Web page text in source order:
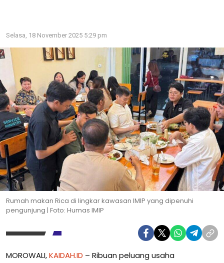
Selasa, 18 November 2025 5:29 pm
Rumah makan Rica di lingkar kawasan IMIP yang dipenuhi
pengunjung | Foto: Humas IMIP
MOROWALI,KAIDAH.ID – Ribuan peluang usaha